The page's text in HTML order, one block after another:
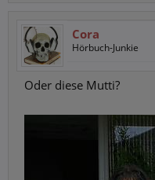
Cora
Hörbuch-Junkie
Oder diese Mutti?